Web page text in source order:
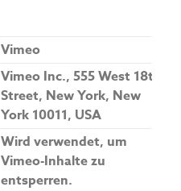
Vimeo
Vimeo Inc., 555 West 18th
Street, New York, New
York 10011, USA
Wird verwendet, um
Vimeo-Inhalte zu
entsperren.